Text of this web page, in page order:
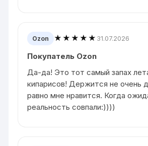
Ozon ★★★★★ 31.07.2026
Покупатель Ozon
Да-да! Это тот самый запах
кипарисов! Держится не очень
равно мне нравится. Когда
реальность совпали:))))